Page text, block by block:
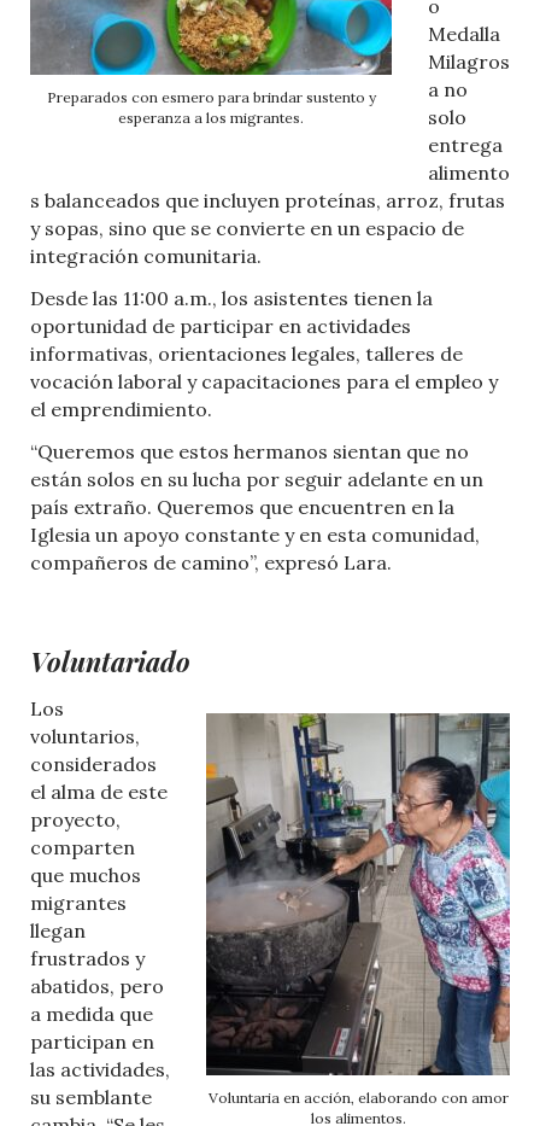
Preparados con esmero para brindar sustento y
esperanza a los migrantes.
o
Medalla
Milagros
a no
solo
entrega
alimento
s balanceados que incluyen proteínas, arroz, frutas
y sopas, sino que se convierte en un espacio de
integración comunitaria.
Desde las 11:00 a.m., los asistentes tienen la
oportunidad de participar en actividades
informativas, orientaciones legales, talleres de
vocación laboral y capacitaciones para el empleo y
el emprendimiento.
“Queremos que estos hermanos sientan que no
están solos en su lucha por seguir adelante en un
país extraño. Queremos que encuentren en la
Iglesia un apoyo constante y en esta comunidad,
compañeros de camino”, expresó Lara.
Voluntariado
Voluntaria en acción, elaborando con amor
los alimentos.
Los
voluntarios,
considerados
el alma de este
proyecto,
comparten
que muchos
migrantes
llegan
frustrados y
abatidos, pero
a medida que
participan en
las actividades,
su semblante